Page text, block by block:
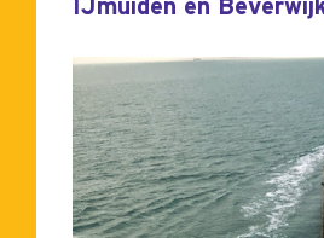
IJmuiden en